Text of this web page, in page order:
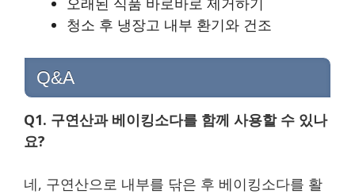
청소 후 냉장고 내부 환기와 건조
Q&A
Q1. 구연산과 베이킹소다를 함께 사용할 수 있나
요?
네, 구연산으로 내부를 닦은 후 베이킹소다를 활